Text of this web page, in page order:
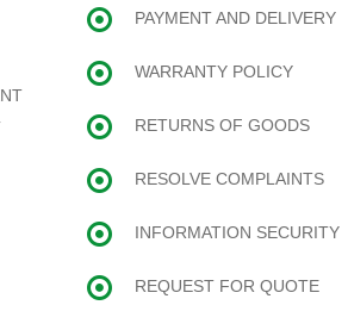
PAYMENT AND DELIVERY
WARRANTY POLICY
RETURNS OF GOODS
RESOLVE COMPLAINTS
INFORMATION SECURITY
REQUEST FOR QUOTE